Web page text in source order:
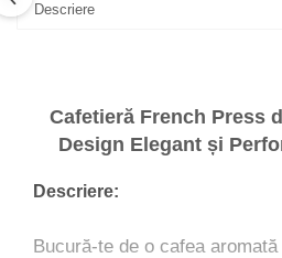
Descriere
Cafetieră French Press
Design Elegant și
Descriere:
Bucură-te de o cafea